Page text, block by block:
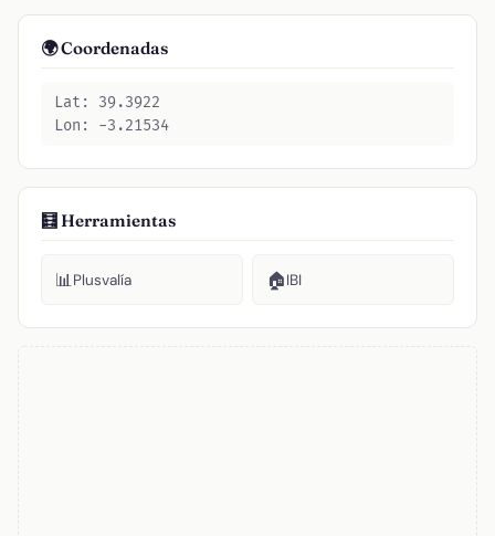
🌍 Coordenadas
Lat: 39.3922
Lon: -3.21534
🧮 Herramientas
📊Plusvalía 🏠IBI